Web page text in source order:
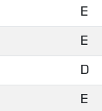
E
E
D
E